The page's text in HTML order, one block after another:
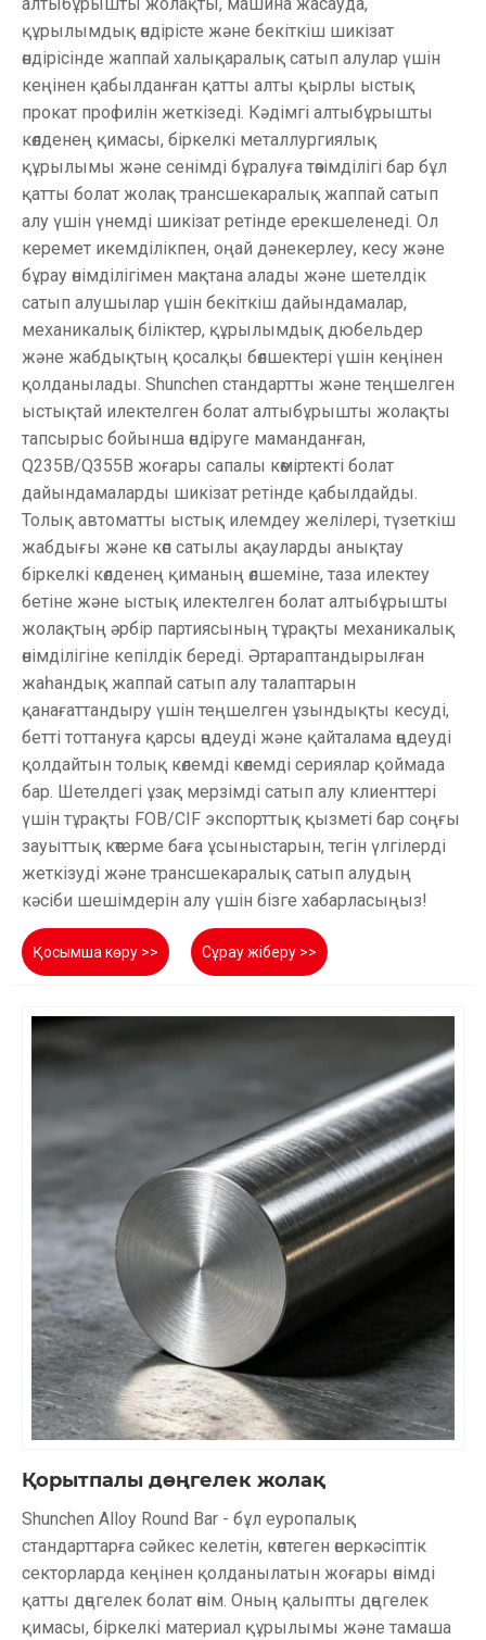
алтыбұрышты жолақты, машина жасауда,
құрылымдық өндірісте және бекіткіш шикізат
өндірісінде жаппай халықаралық сатып алулар үшін
кеңінен қабылданған қатты алты қырлы ыстық
прокат профилін жеткізеді. Кәдімгі алтыбұрышты
көлденең қимасы, біркелкі металлургиялық
құрылымы және сенімді бұралуға төзімділігі бар бұл
қатты болат жолақ трансшекаралық жаппай сатып
алу үшін үнемді шикізат ретінде ерекшеленеді. Ол
керемет икемділікпен, оңай дәнекерлеу, кесу және
бұрау өнімділігімен мақтана алады және шетелдік
сатып алушылар үшін бекіткіш дайындамалар,
механикалық біліктер, құрылымдық дюбельдер
және жабдықтың қосалқы бөлшектері үшін кеңінен
қолданылады. Shunchen стандартты және теңшелген
ыстықтай илектелген болат алтыбұрышты жолақты
тапсырыс бойынша өндіруге маманданған,
Q235B/Q355B жоғары сапалы көміртекті болат
дайындамаларды шикізат ретінде қабылдайды.
Толық автоматты ыстық илемдеу желілері, түзеткіш
жабдығы және көп сатылы ақауларды анықтау
біркелкі көлденең қиманың өлшеміне, таза илектеу
бетіне және ыстық илектелген болат алтыбұрышты
жолақтың әрбір партиясының тұрақты механикалық
өнімділігіне кепілдік береді. Әртараптандырылған
жаһандық жаппай сатып алу талаптарын
қанағаттандыру үшін теңшелген ұзындықты кесуді,
бетті тоттануға қарсы өңдеуді және қайталама өңдеуді
қолдайтын толық көлемді көлемді сериялар қоймада
бар. Шетелдегі ұзақ мерзімді сатып алу клиенттері
үшін тұрақты FOB/CIF экспорттық қызметі бар соңғы
зауыттық көтерме баға ұсыныстарын, тегін үлгілерді
жеткізуді және трансшекаралық сатып алудың
кәсіби шешімдерін алу үшін бізге хабарласыңыз!
Қосымша көру >> Сұрау жіберу >>
Қорытпалы дөңгелек жолақ
Shunchen Alloy Round Bar - бұл еуропалық
стандарттарға сәйкес келетін, көптеген өнеркәсіптік
секторларда кеңінен қолданылатын жоғары өнімді
қатты дөңгелек болат өнім. Оның қалыпты дөңгелек
қимасы, біркелкі материал құрылымы және тамаша